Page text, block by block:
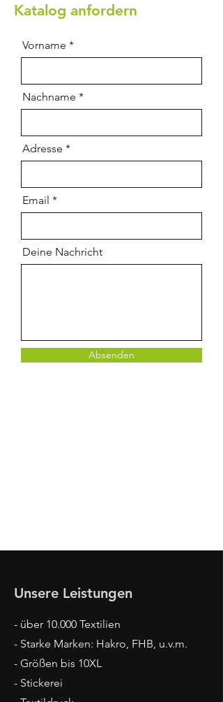
Katalog anfordern
Vorname
Nachname
Adresse
Email
Deine Nachricht
Absenden
Unsere Leistungen
- über 10.000 Textilien
- Starke Marken: Hakro, FHB, u.v.m.
- Größen bis 10XL
- Stickerei